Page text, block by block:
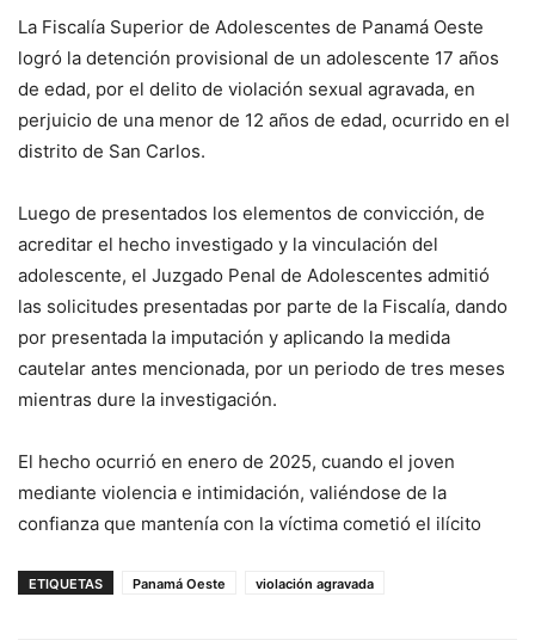
La Fiscalía Superior de Adolescentes de Panamá Oeste
logró la detención provisional de un adolescente 17 años
de edad, por el delito de violación sexual agravada, en
perjuicio de una menor de 12 años de edad, ocurrido en el
distrito de San Carlos.
Luego de presentados los elementos de convicción, de
acreditar el hecho investigado y la vinculación del
adolescente, el Juzgado Penal de Adolescentes admitió
las solicitudes presentadas por parte de la Fiscalía, dando
por presentada la imputación y aplicando la medida
cautelar antes mencionada, por un periodo de tres meses
mientras dure la investigación.
El hecho ocurrió en enero de 2025, cuando el joven
mediante violencia e intimidación, valiéndose de la
confianza que mantenía con la víctima cometió el ilícito
ETIQUETAS Panamá Oeste violación agravada